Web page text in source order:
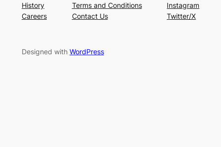
History
Careers
Terms and Conditions
Contact Us
Instagram
Twitter/X
Designed with WordPress